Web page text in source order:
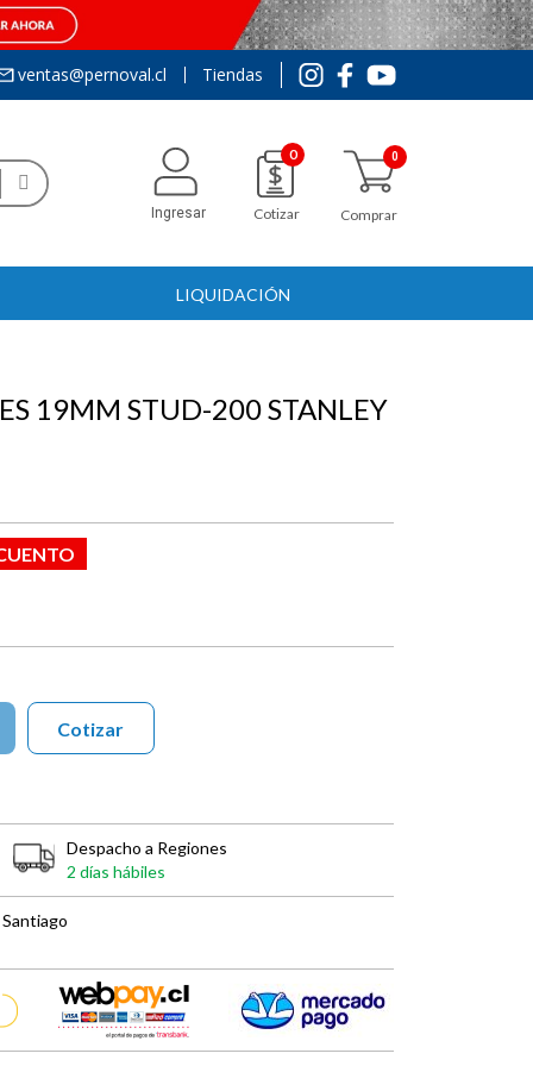
ventas@pernoval.cl Tiendas
Ingresar
0
Cotizar Comprar
LIQUIDACIÓN
19MM STUD-200 STANLEY
Cotizar
Despacho a Regiones
2 días hábiles